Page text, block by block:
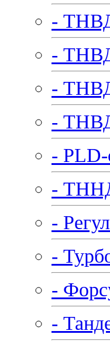
-
-
-
-
-
-
-
-
-
-